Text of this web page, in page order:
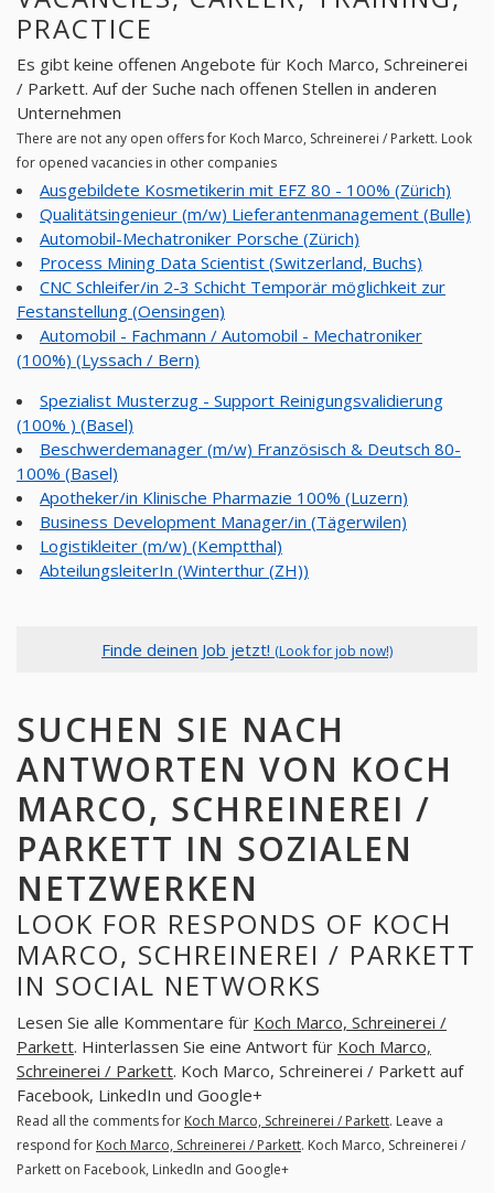
PRACTICE
Es gibt keine offenen Angebote für Koch Marco, Schreinerei
/ Parkett. Auf der Suche nach offenen Stellen in anderen
Unternehmen
There are not any open offers for Koch Marco, Schreinerei / Parkett. Look
for opened vacancies in other companies
Ausgebildete Kosmetikerin mit EFZ 80 - 100% (Zürich)
Qualitätsingenieur (m/w) Lieferantenmanagement (Bulle)
Automobil-Mechatroniker Porsche (Zürich)
Process Mining Data Scientist (Switzerland, Buchs)
CNC Schleifer/in 2-3 Schicht Temporär möglichkeit zur
Festanstellung (Oensingen)
Automobil - Fachmann / Automobil - Mechatroniker
(100%) (Lyssach / Bern)
Spezialist Musterzug - Support Reinigungsvalidierung
(100% ) (Basel)
Beschwerdemanager (m/w) Französisch & Deutsch 80-
100% (Basel)
Apotheker/in Klinische Pharmazie 100% (Luzern)
Business Development Manager/in (Tägerwilen)
Logistikleiter (m/w) (Kemptthal)
AbteilungsleiterIn (Winterthur (ZH))
Finde deinen Job jetzt! (Look for job now!)
SUCHEN SIE NACH
ANTWORTEN VON KOCH
MARCO, SCHREINEREI /
PARKETT IN SOZIALEN
NETZWERKEN
LOOK FOR RESPONDS OF KOCH
MARCO, SCHREINEREI / PARKETT
IN SOCIAL NETWORKS
Lesen Sie alle Kommentare für Koch Marco, Schreinerei /
Parkett. Hinterlassen Sie eine Antwort für Koch Marco,
Schreinerei / Parkett. Koch Marco, Schreinerei / Parkett auf
Facebook, LinkedIn und Google+
Read all the comments for Koch Marco, Schreinerei / Parkett. Leave a
respond for Koch Marco, Schreinerei / Parkett. Koch Marco, Schreinerei /
Parkett on Facebook, LinkedIn and Google+